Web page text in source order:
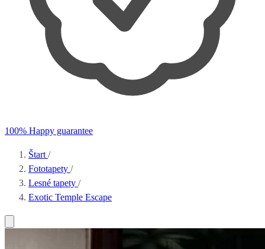
100% Happy guarantee
Štart /
Fototapety /
Lesné tapety /
Exotic Temple Escape